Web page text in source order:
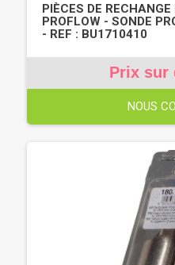
PIÈCES DE
PROFLOW - SONDE
- REF : BU1710410
Prix sur
NOUS